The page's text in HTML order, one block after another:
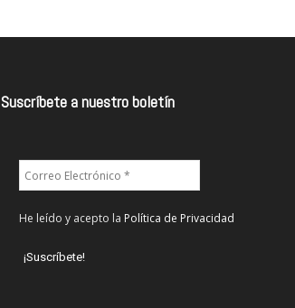
Suscríbete a nuestro boletín
He leído y acepto la Política de Privacidad